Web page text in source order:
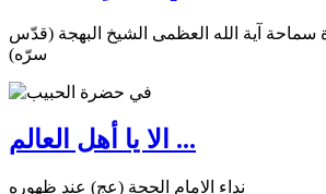
سماحة آية الله العظمى الشيخ البهجة (قدّس
سرّه)
الا يا أهل العالم ...
نداء الامام الحجة (عج) عند ظهوره